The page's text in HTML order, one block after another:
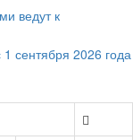
ведут к
сентября 2026 года